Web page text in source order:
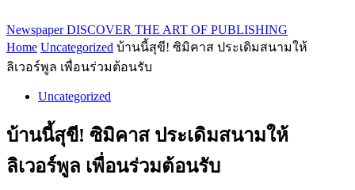
Newspaper DISCOVER THE ART OF PUBLISHING
Home Uncategorized บ้านนี้สุขี! ซิมิคาส ประเดิมสนามให้
ลิเวอร์พูล เพื่อนร่วมต้อนรับ
Uncategorized
บ้านนี้สุขี! ซิมิคาส ประเดิมสนามให้
ลิเวอร์พูล เพื่อนร่วมต้อนรับ